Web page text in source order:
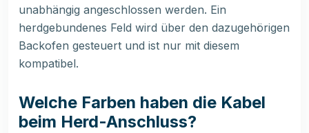
unabhängig angeschlossen werden. Ein
herdgebundenes Feld wird über den dazugehörigen
Backofen gesteuert und ist nur mit diesem
kompatibel.
Welche Farben haben die Kabel
beim Herd-Anschluss?